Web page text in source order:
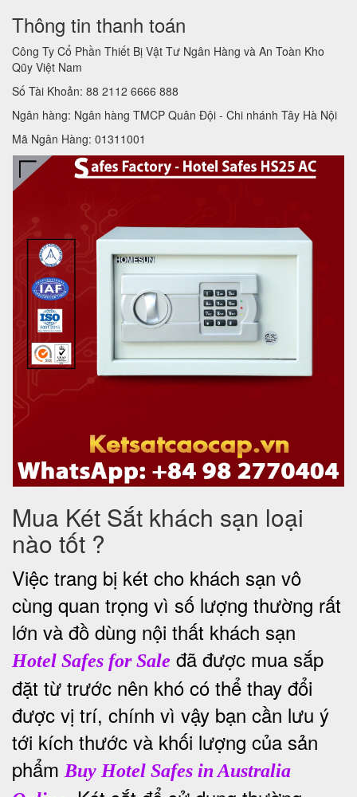
Thông tin thanh toán
Công Ty Cổ Phần Thiết Bị Vật Tư Ngân Hàng và An Toàn Kho
Qũy Việt Nam
Số Tài Khoản: 88 2112 6666 888
Ngân hàng: Ngân hàng TMCP Quân Đội - Chi nhánh Tây Hà Nội
Mã Ngân Hàng: 01311001
Mua Két Sắt khách sạn loại
nào tốt ?
Việc trang bị két cho khách sạn vô
cùng quan trọng vì số lượng thường rất
lớn và đồ dùng nội thất khách sạn
Hotel Safes for Sale đã được mua sắp
đặt từ trước nên khó có thể thay đổi
được vị trí, chính vì vậy bạn cần lưu ý
tới kích thước và khối lượng của sản
phẩm Buy Hotel Safes in Australia